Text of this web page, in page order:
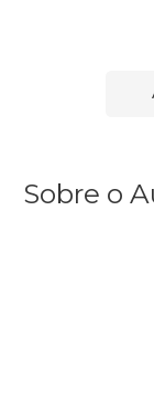
Sobre o